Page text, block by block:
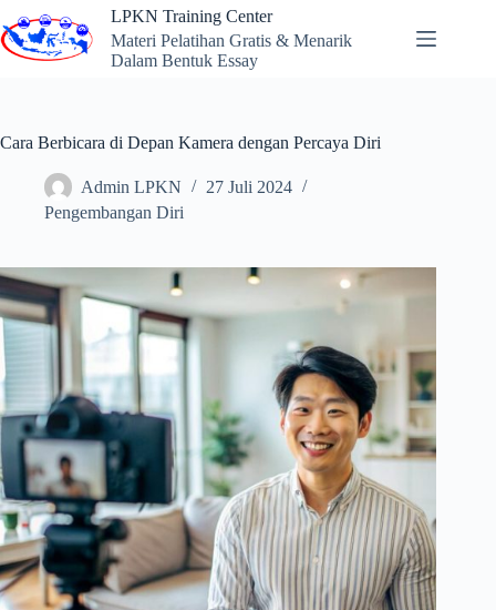
to
content
LPKN Training Center
Materi Pelatihan Gratis & Menarik
Dalam Bentuk Essay
Cara Berbicara di Depan Kamera dengan Percaya Diri
Admin LPKN
27 Juli 2024
Pengembangan Diri